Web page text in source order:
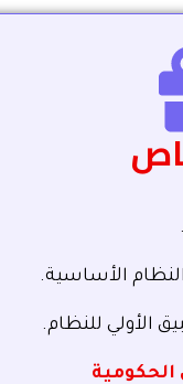
الأساسية.
الأولي للنظام.